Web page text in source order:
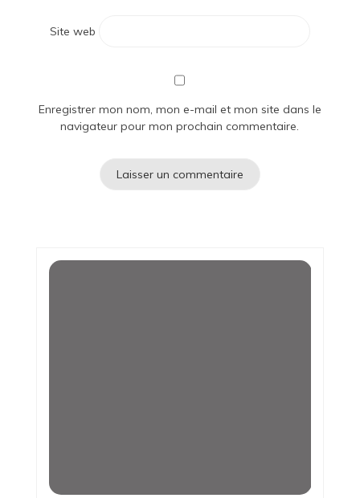
Site web
Enregistrer mon nom, mon e-mail et mon site dans le
navigateur pour mon prochain commentaire.